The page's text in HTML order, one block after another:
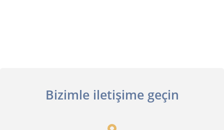
Bizimle iletişime geçin